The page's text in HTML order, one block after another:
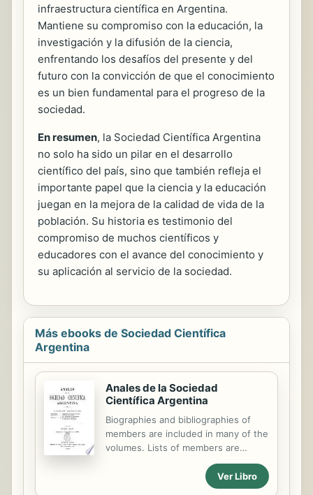
infraestructura científica en Argentina.
Mantiene su compromiso con la educación, la
investigación y la difusión de la ciencia,
enfrentando los desafíos del presente y del
futuro con la convicción de que el conocimiento
es un bien fundamental para el progreso de la
sociedad.
En resumen, la Sociedad Científica Argentina
no solo ha sido un pilar en el desarrollo
científico del país, sino que también refleja el
importante papel que la ciencia y la educación
juegan en la mejora de la calidad de vida de la
población. Su historia es testimonio del
compromiso de muchos científicos y
educadores con el avance del conocimiento y
su aplicación al servicio de la sociedad.
Más ebooks de Sociedad Científica
Argentina
Anales de la Sociedad
Científica Argentina
Biographies and bibliographies of
members are included in many of the
volumes. Lists of members are
usually given on covers of the
Ver Libro